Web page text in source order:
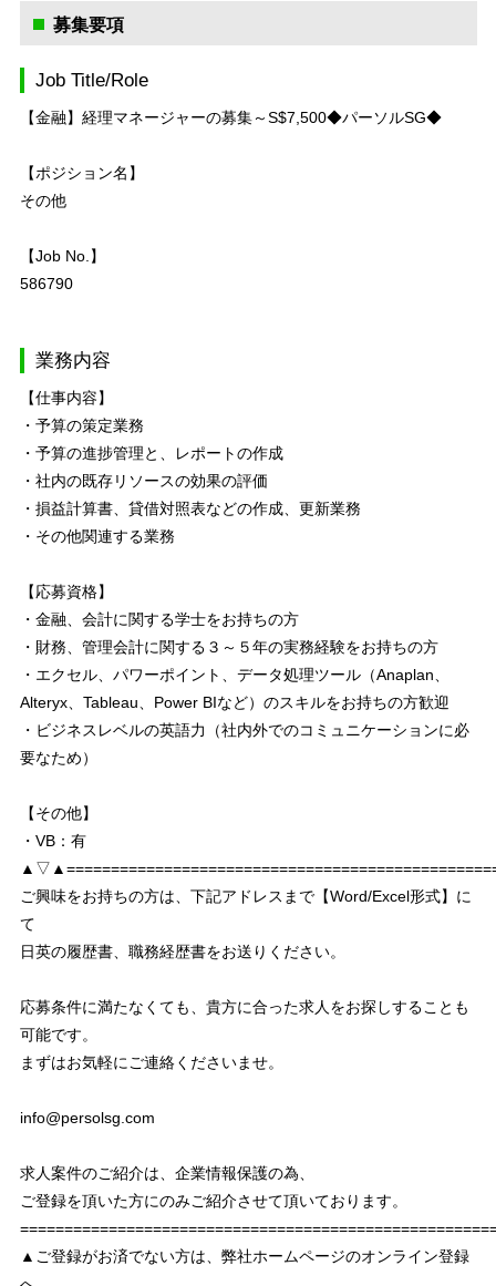
募集要項
Job Title/Role
【金融】経理マネージャーの募集～S$7,500◆パーソルSG◆
【ポジション名】
その他
【Job No.】
586790
業務内容
【仕事内容】
・予算の策定業務
・予算の進捗管理と、レポートの作成
・社内の既存リソースの効果の評価
・損益計算書、貸借対照表などの作成、更新業務
・その他関連する業務
【応募資格】
・金融、会計に関する学士をお持ちの方
・財務、管理会計に関する３～５年の実務経験をお持ちの方
・エクセル、パワーポイント、データ処理ツール（Anaplan、
Alteryx、Tableau、Power BIなど）のスキルをお持ちの方歓迎
・ビジネスレベルの英語力（社内外でのコミュニケーションに必
要なため）
【その他】
・VB：有
ご興味をお持ちの方は、下記アドレスまで【Word/Excel形式】に
て
日英の履歴書、職務経歴書をお送りください。
応募条件に満たなくても、貴方に合った求人をお探しすることも
可能です。
まずはお気軽にご連絡くださいませ。
info@persolsg.com
求人案件のご紹介は、企業情報保護の為、
ご登録を頂いた方にのみご紹介させて頂いております。
▲ご登録がお済でない方は、弊社ホームページのオンライン登録